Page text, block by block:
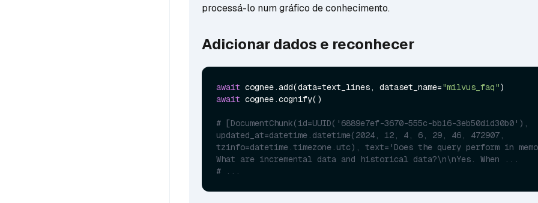
processá-lo num gráfico de conhecimento.
Adicionar dados e reconhecer
await cognee.add(data=text_lines, dataset_name="milvus_faq"
await cognee.cognify()
# [DocumentChunk(id=UUID('6889e7ef-3670-555c-bb16-3eb50d1d30b0'),
updated_at=datetime.datetime(2024, 12, 4, 6, 29, 46, 472907,
tzinfo=datetime.timezone.utc), text='Does the query perform in
What are incremental data and historical data?\n\nYes. When ...
# ...